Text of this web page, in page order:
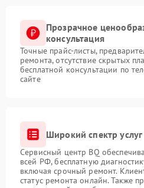
Прозрачное
консультация
Точные прайс-листы,
ремонта, отсутствие скрытых
бесплатной консультации по
сайте
Широкий спектр услуг
Сервисный центр BQ
всей РФ, бесплатную
включая срочный ремонт.
статус ремонта онлайн. Также